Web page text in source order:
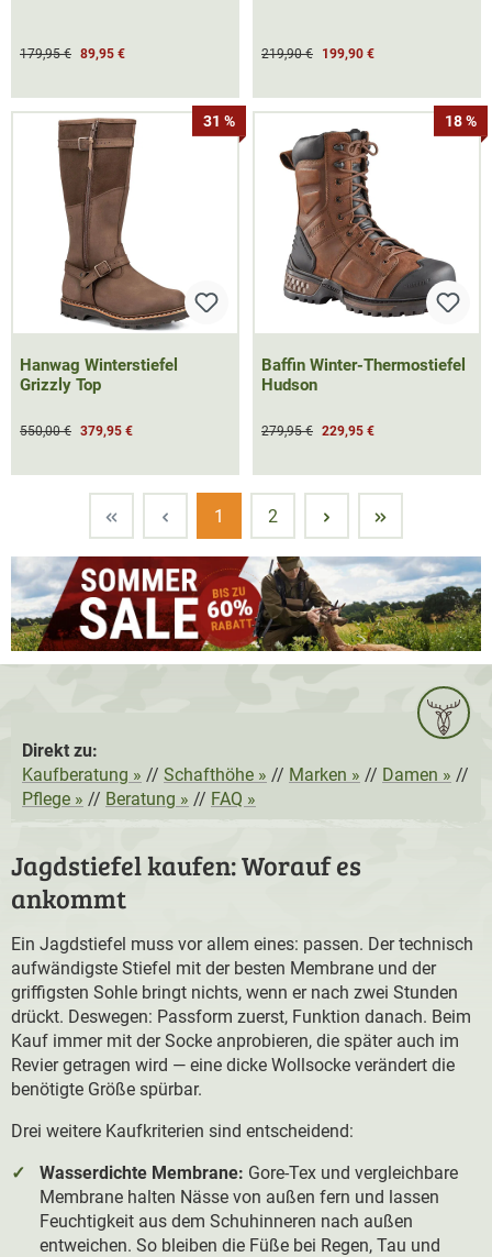
179,95 € 89,95 € 219,90 € 199,90 €
31 %
Hanwag Winterstiefel
Grizzly Top
550,00 € 379,95 €
18 %
Baffin Winter-Thermostiefel
Hudson
279,95 € 229,95 €
Seite
1 Seite
2
Direkt zu:
Kaufberatung » // Schafthöhe » // Marken » // Damen » //
Pflege » // Beratung » // FAQ »
Jagdstiefel kaufen: Worauf es
ankommt
Ein Jagdstiefel muss vor allem eines: passen. Der technisch
aufwändigste Stiefel mit der besten Membrane und der
griffigsten Sohle bringt nichts, wenn er nach zwei Stunden
drückt. Deswegen: Passform zuerst, Funktion danach. Beim
Kauf immer mit der Socke anprobieren, die später auch im
Revier getragen wird — eine dicke Wollsocke verändert die
benötigte Größe spürbar.
Drei weitere Kaufkriterien sind entscheidend:
Wasserdichte Membrane: Gore-Tex und vergleichbare
Membrane halten Nässe von außen fern und lassen
Feuchtigkeit aus dem Schuhinneren nach außen
entweichen. So bleiben die Füße bei Regen, Tau und